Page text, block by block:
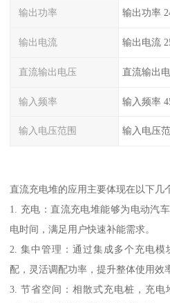
输出功率 输出功率
输出电流 输出电流
直流输出电压 直流输出
输入频率 输入频率
输入电压范围 输入电压
直流充电堆的应用主要体现在以下几
1. 充电：直流充电堆能够为电动汽
电时间，满足用户快速补能需求。
2. 集中管理：通过集成多个充电
配，灵活调配功率，提升整体使用效
3. 节省空间：相散式充电桩，充